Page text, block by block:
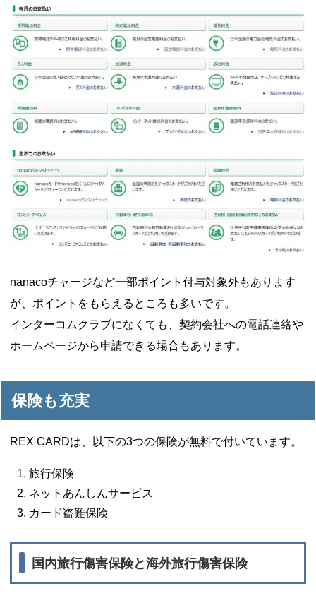
nanacoチャージなど一部ポイント付与対象外もあります
が、ポイントをもらえるところも多いです。
インターコムクラブになくても、契約会社への電話連絡や
ホームページから申請できる場合もあります。
保険も充実
REX CARDは、以下の3つの保険が無料で付いています。
旅行保険
ネットあんしんサービス
カード盗難保険
国内旅行傷害保険と海外旅行傷害保険